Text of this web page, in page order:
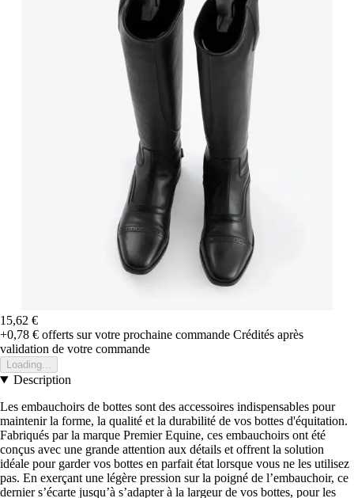
15,62 €
+0,78 € offerts sur votre prochaine commande Crédités après
validation de votre commande
Loading...
Description
Les embauchoirs de bottes sont des accessoires indispensables pour
maintenir la forme, la qualité et la durabilité de vos bottes d'équitation.
Fabriqués par la marque Premier Equine, ces embauchoirs ont été
conçus avec une grande attention aux détails et offrent la solution
idéale pour garder vos bottes en parfait état lorsque vous ne les utilisez
pas. En exerçant une légère pression sur la poigné de l’embauchoir, ce
dernier s’écarte jusqu’à s’adapter à la largeur de vos bottes, pour les